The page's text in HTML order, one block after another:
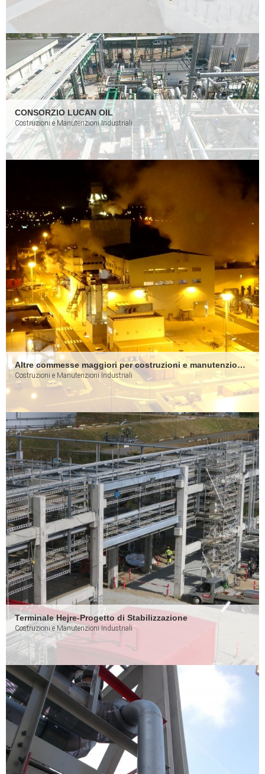
CONSORZIO LUCAN OIL
Costruzioni e Manutenzioni Industriali
Altre commesse maggiori per costruzioni e manutenzioni industriali
Costruzioni e Manutenzioni Industriali
Terminale Hejre-Progetto di Stabilizzazione
Costruzioni e Manutenzioni Industriali